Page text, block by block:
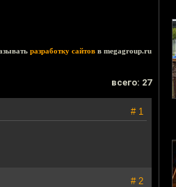
разработку сайтов в megagroup.ru
всего: 27
# 1
# 2